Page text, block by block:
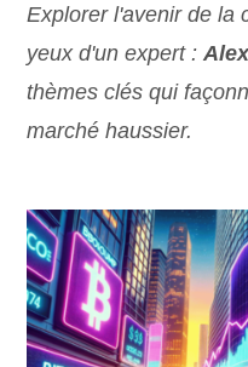
Explorer l'avenir de la
yeux d'un expert :
thèmes clés qui
marché haussier.